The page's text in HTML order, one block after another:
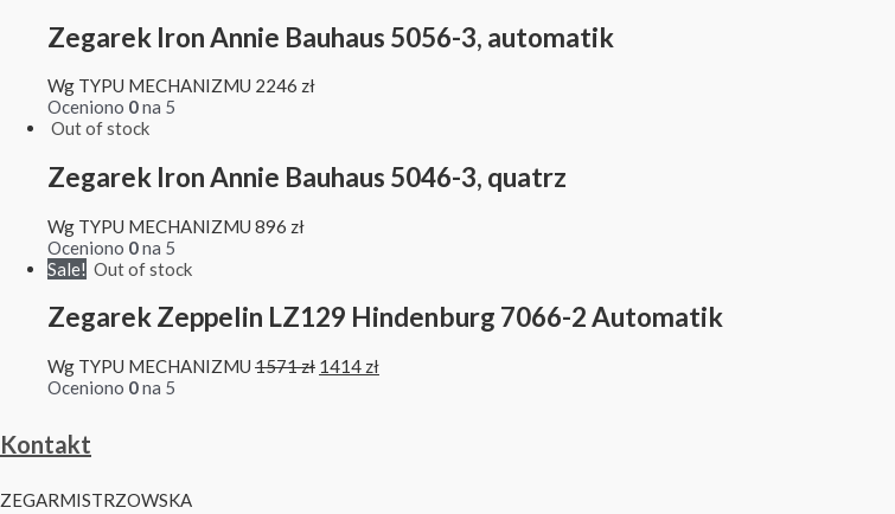
Zegarek Iron Annie Bauhaus 5056-3, automatik
Wg TYPU MECHANIZMU 2246 zł
Oceniono 0na 5
Out of stock
Zegarek Iron Annie Bauhaus 5046-3, quatrz
Wg TYPU MECHANIZMU 896 zł
Oceniono 0na 5
Sale! Out of stock
Zegarek Zeppelin LZ129 Hindenburg 7066-2 Automatik
Wg TYPU MECHANIZMU 1571zł 1414 zł
Oceniono 0na 5
Kontakt
ZEGARMISTRZOWSKA